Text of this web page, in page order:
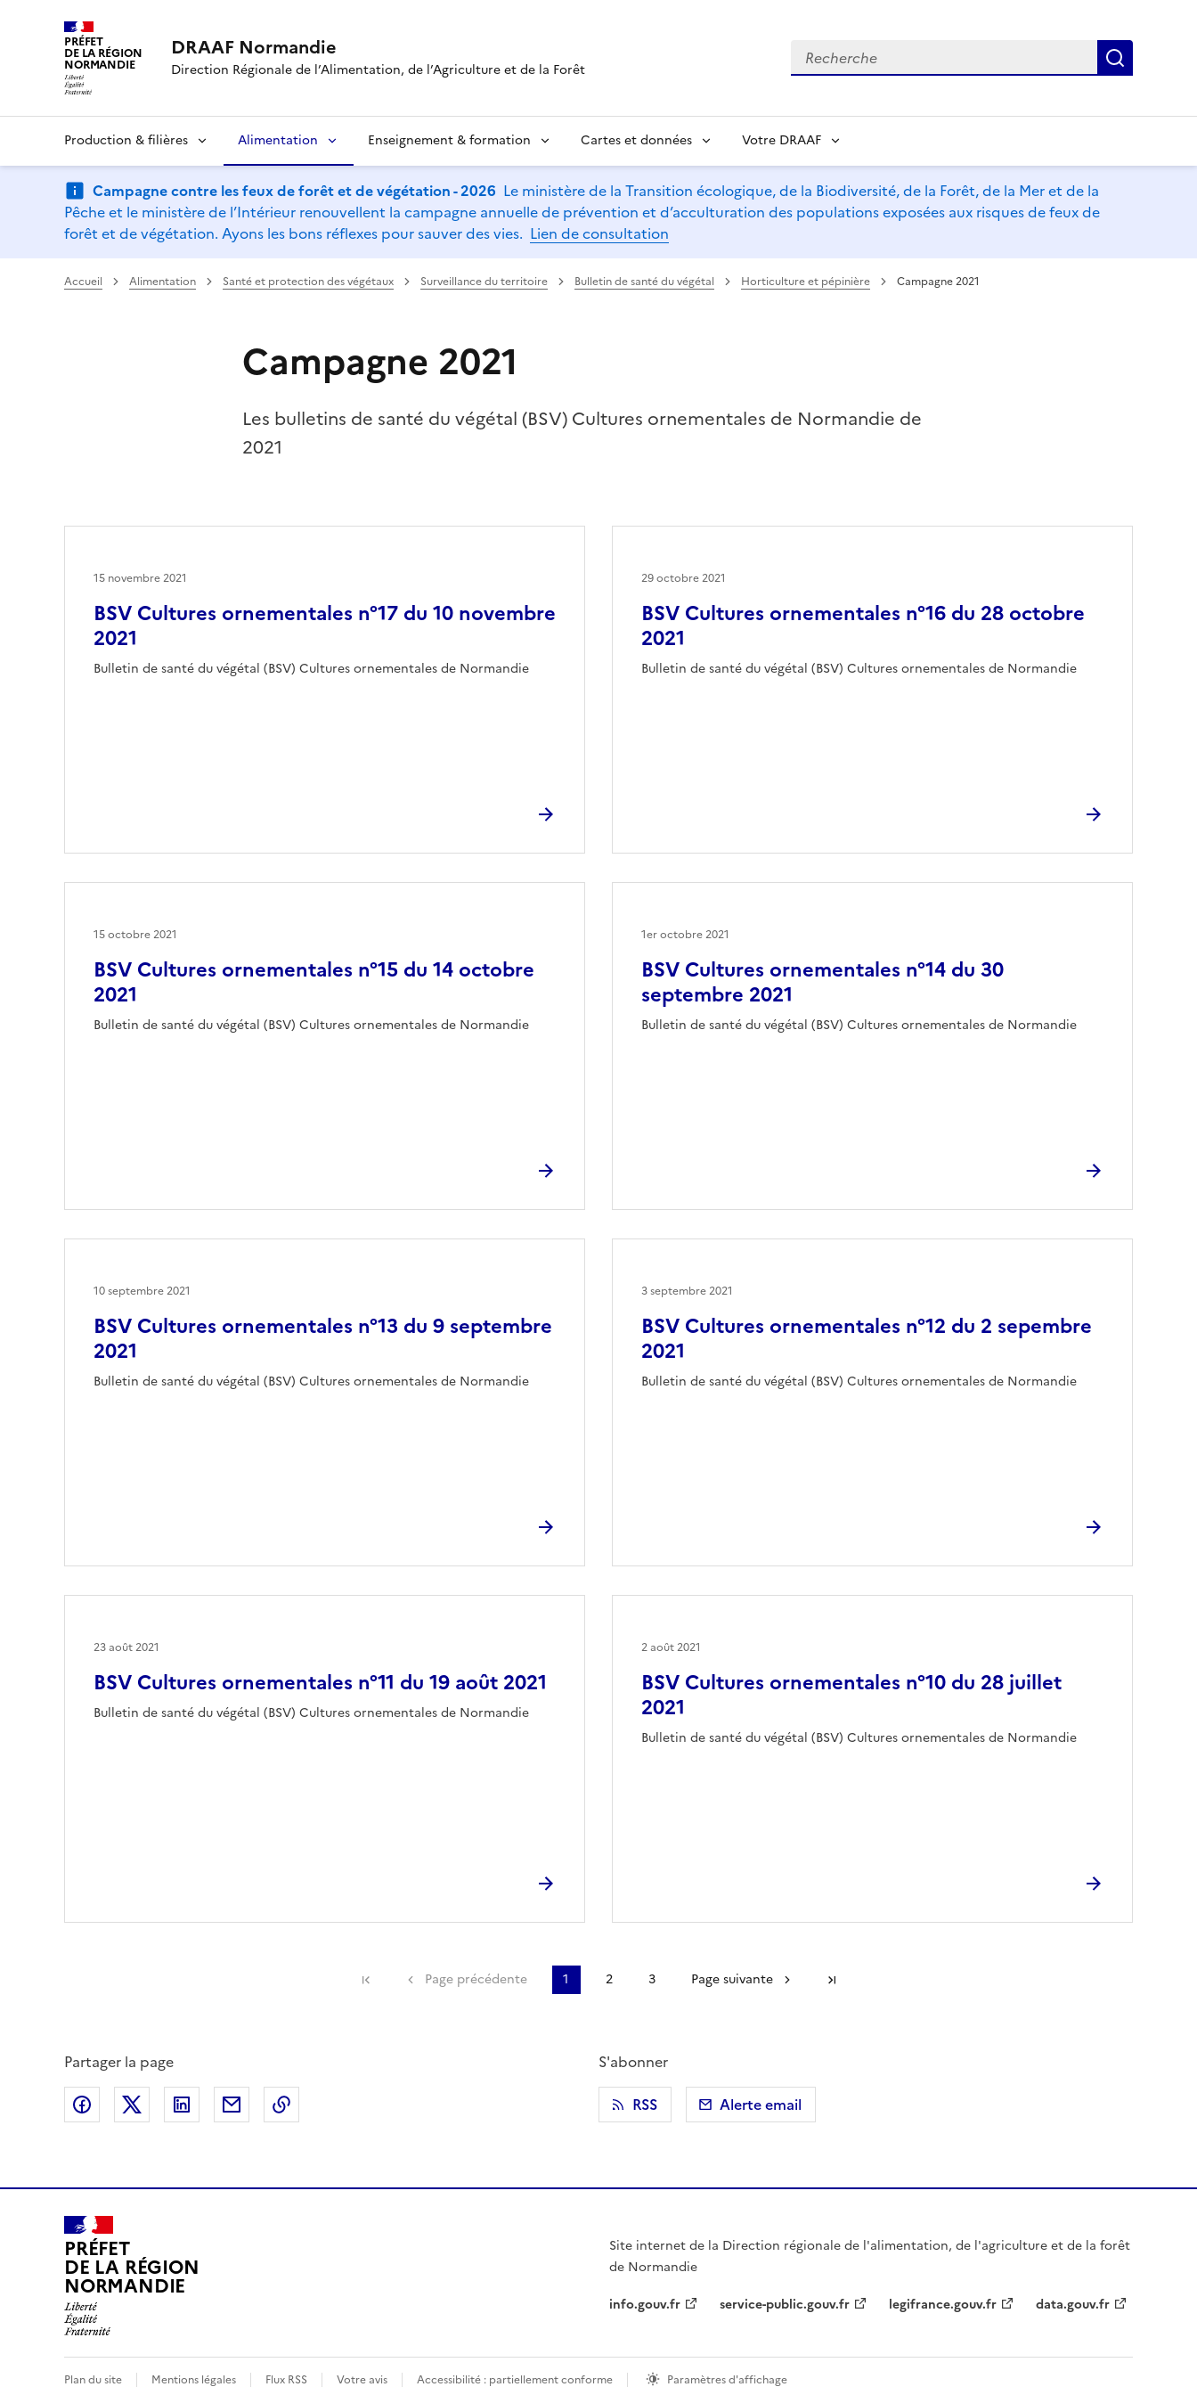
PRÉFET
DE LA RÉGION
NORMANDIE
DRAAF Normandie
Direction Régionale de l’Alimentation, de l’Agriculture et de la Forêt
Recherche
Production & filières Alimentation Enseignement & formation Cartes et données Votre DRAAF
Campagne contre les feux de forêt et de végétation - 2026 Le ministère de la Transition écologique, de la Biodiversité, de la Forêt, de la Mer et de la
Pêche et le ministère de l’Intérieur renouvellent la campagne annuelle de prévention et d’acculturation des populations exposées aux risques de feux de
forêt et de végétation. Ayons les bons réflexes pour sauver des vies. Lien de consultation
Accueil Alimentation Santé et protection des végétaux Surveillance du territoire Bulletin de santé du végétal Horticulture et pépinière Campagne 2021
Campagne 2021
Les bulletins de santé du végétal (BSV) Cultures ornementales de Normandie de
2021
BSV Cultures ornementales n°17 du 10 novembre
2021
Bulletin de santé du végétal (BSV) Cultures ornementales de Normandie
15 novembre 2021
BSV Cultures ornementales n°16 du 28 octobre
2021
Bulletin de santé du végétal (BSV) Cultures ornementales de Normandie
29 octobre 2021
BSV Cultures ornementales n°15 du 14 octobre
2021
Bulletin de santé du végétal (BSV) Cultures ornementales de Normandie
15 octobre 2021
BSV Cultures ornementales n°14 du 30
septembre 2021
Bulletin de santé du végétal (BSV) Cultures ornementales de Normandie
1er octobre 2021
BSV Cultures ornementales n°13 du 9 septembre
2021
Bulletin de santé du végétal (BSV) Cultures ornementales de Normandie
10 septembre 2021
BSV Cultures ornementales n°12 du 2 sepembre
2021
Bulletin de santé du végétal (BSV) Cultures ornementales de Normandie
3 septembre 2021
BSV Cultures ornementales n°11 du 19 août 2021
Bulletin de santé du végétal (BSV) Cultures ornementales de Normandie
23 août 2021
BSV Cultures ornementales n°10 du 28 juillet
2021
Bulletin de santé du végétal (BSV) Cultures ornementales de Normandie
2 août 2021
Première page
Page précédente 1 2 3 Page suivante
Partager la page
Partager sur Facebook
Partager sur X (anciennement Twitter)
Partager sur LinkedIn
Partager par email
S'abonner
RSS
Alerte email
PRÉFET
DE LA RÉGION
NORMANDIE
Site internet de la Direction régionale de l'alimentation, de l'agriculture et de la forêt
de Normandie
info.gouv.fr
service-public.gouv.fr legifrance.gouv.fr data.gouv.fr
Plan du site Mentions légales Flux RSS Votre avis Accessibilité : partiellement conforme Paramètres d'affichage